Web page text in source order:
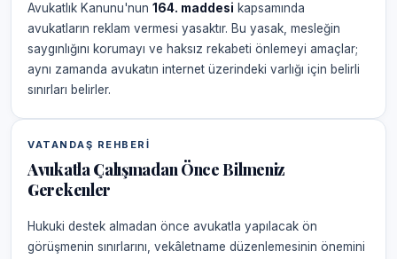
Avukatlık Kanunu'nun 164. maddesi kapsamında
avukatların reklam vermesi yasaktır. Bu yasak, mesleğin
saygınlığını korumayı ve haksız rekabeti önlemeyi amaçlar;
aynı zamanda avukatın internet üzerindeki varlığı için belirli
sınırları belirler.
VATANDAŞ REHBERI
Avukatla Çalışmadan Önce Bilmeniz
Gerekenler
Hukuki destek almadan önce avukatla yapılacak ön
görüşmenin sınırlarını, vekâletname düzenlemesinin önemini